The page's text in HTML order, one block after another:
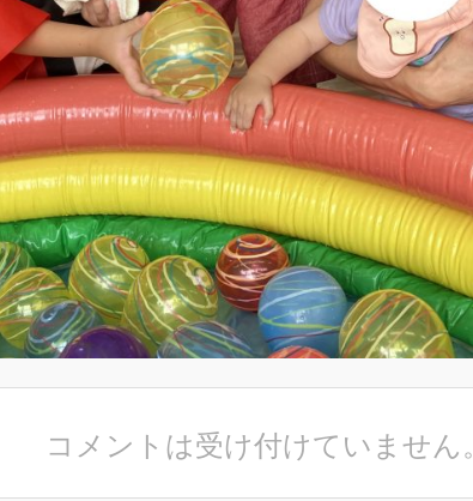
コメントは受け付けていません。